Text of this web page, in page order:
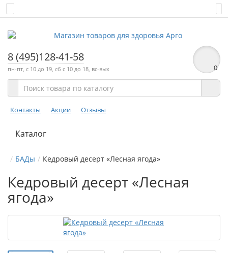
8 (495)128-41-58
пн-пт, с 10 до 19, сб с 10 до 18, вс-вых 0
Контакты Акции Отзывы
Каталог
БАДы Кедровый десерт «Лесная ягода»
Кедровый десерт «Лесная
ягода»